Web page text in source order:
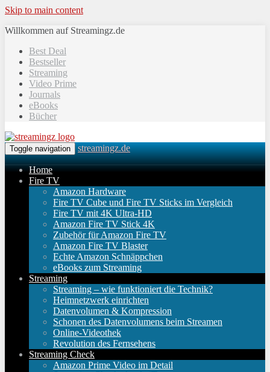
Skip to main content
Willkommen auf Streamingz.de
Best Deal
Bestseller
Streaming
Video Prime
Journals
eBooks
Bücher
Toggle navigation streamingz.de
Home
Fire TV
Amazon Hardware
Fire TV Cube und Fire TV Sticks im Vergleich
Fire TV mit 4K Ultra-HD
Amazon Fire TV Stick 4K
Zubehör für Amazon Fire TV
Amazon Fire TV Blaster
Echte Amazon Schnäppchen
eBooks zum Streaming
Streaming
Streaming – wie funktioniert die Technik?
Heimnetzwerk einrichten
Datenvolumen & Kompression
Schonen des Datenvolumens beim Streamen
Online-Videothek
Revolution des Fernsehens
Streaming Check
Amazon Prime Video im Detail